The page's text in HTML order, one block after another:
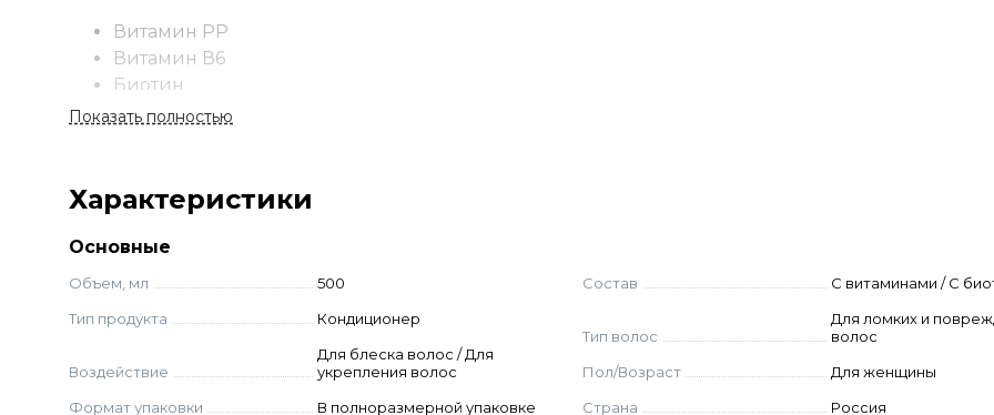
Витамин PP
Витамин В6
Биотин
Динаген
Нанесите кондиционер на чистые влажные волосы, распределите по всей длине, оставьте на 3-5
Показать полностью
Характеристики
Основные
Объем, мл
500
Тип продукта
Кондиционер
Воздействие
Для блеска волос / Для
укрепления волос
Формат упаковки
В полноразмерной упаковке
Состав С витаминами / С
Тип волос
Для ломких и
волос
Пол/Возраст
Для женщины
Страна
Россия